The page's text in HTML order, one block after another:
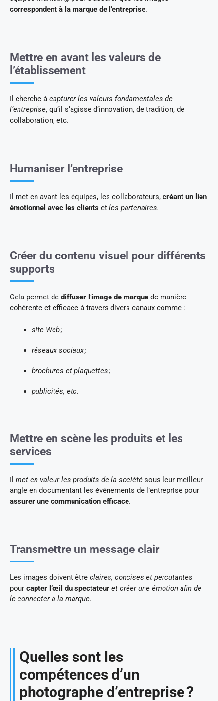
correspondent à la marque de l’entreprise.
Mettre en avant les valeurs de
l’établissement
Il cherche à capturer les valeurs fondamentales de
l’entreprise, qu’il s’agisse d’innovation, de tradition, de
collaboration, etc.
Humaniser l’entreprise
Il met en avant les équipes, les collaborateurs, créant un lien
émotionnel avec les clients et les partenaires.
Créer du contenu visuel pour différents
supports
Cela permet de diffuser l’image de marque de manière
cohérente et efficace à travers divers canaux comme :
site Web ;
réseaux sociaux ;
brochures et plaquettes ;
publicités, etc.
Mettre en scène les produits et les
services
Il met en valeur les produits de la société sous leur meilleur
angle en documentant les événements de l’entreprise pour
assurer une communication efficace.
Transmettre un message clair
Les images doivent être claires, concises et percutantes
pour capter l’œil du spectateur et créer une émotion afin de
le connecter à la marque.
Quelles sont les
compétences d’un
photographe d’entreprise ?